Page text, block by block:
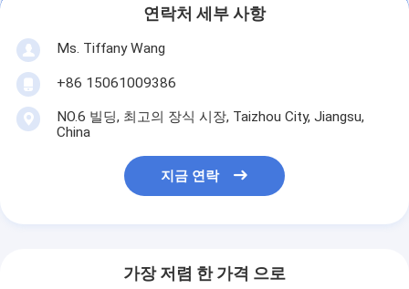
연락처 세부 사항
Ms. Tiffany Wang
+86 15061009386
NO.6 빌딩, 최고의 장식 시장, Taizhou City, Jiangsu,
China
지금 연락
가장 저렴 한 가격 으로